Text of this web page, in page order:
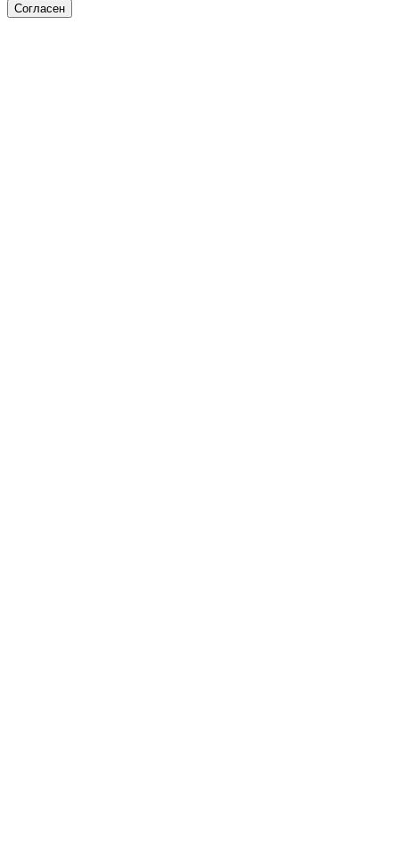
Согласен